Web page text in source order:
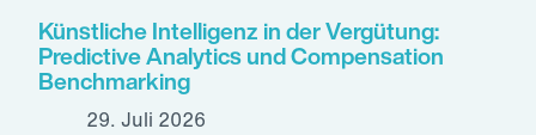
Künstliche Intelligenz in der Vergütung:
Predictive Analytics und Compensation
Benchmarking
29. Juli 2026